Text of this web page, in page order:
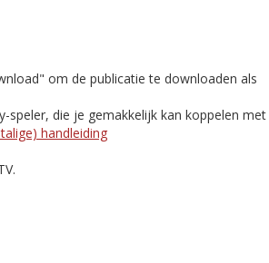
om de publicatie te downloaden als
speler, die je gemakkelijk kan koppelen met
handleiding